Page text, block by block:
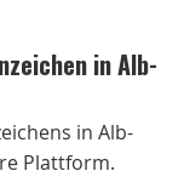
in Alb-
in Alb-
Plattform.